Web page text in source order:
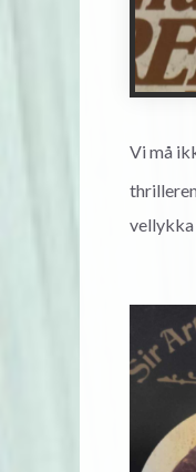
Vi må
vellykka